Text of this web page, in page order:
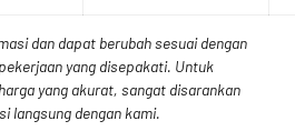
dan dapat berubah sesuai dengan
yang disepakati. Untuk
yang akurat, sangat disarankan
langsung dengan kami.